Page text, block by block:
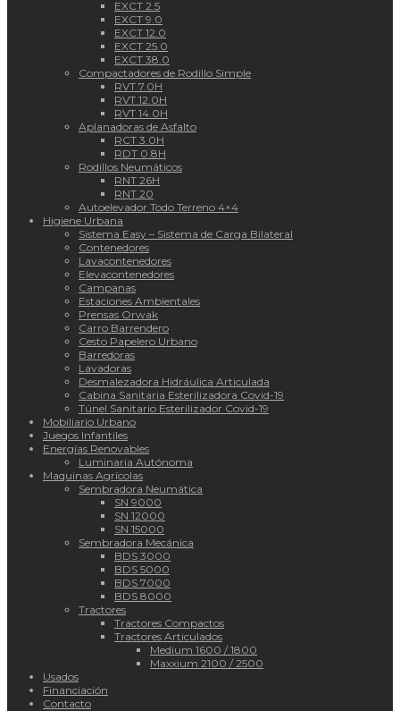
EXCT 2.5
EXCT 9.0
EXCT 12.0
EXCT 25.0
EXCT 38.0
Compactadores de Rodillo Simple
RVT 7.0H
RVT 12.0H
RVT 14.0H
Aplanadoras de Asfalto
RCT 3.0H
RDT 0.8H
Rodillos Neumáticos
RNT 26H
RNT 20
Autoelevador Todo Terreno 4×4
Higiene Urbana
Sistema Easy – Sistema de Carga Bilateral
Contenedores
Lavacontenedores
Elevacontenedores
Campanas
Estaciones Ambientales
Prensas Orwak
Carro Barrendero
Cesto Papelero Urbano
Barredoras
Lavadoras
Desmalezadora Hidráulica Articulada
Cabina Sanitaria Esterilizadora Covid-19
Túnel Sanitario Esterilizador Covid-19
Mobiliario Urbano
Juegos Infantiles
Energías Renovables
Luminaria Autónoma
Maquinas Agrícolas
Sembradora Neumática
SN 9000
SN 12000
SN 15000
Sembradora Mecánica
BDS 3000
BDS 5000
BDS 7000
BDS 8000
Tractores
Tractores Compactos
Tractores Articulados
Medium 1600 / 1800
Maxxium 2100 / 2500
Usados
Financiación
Contacto